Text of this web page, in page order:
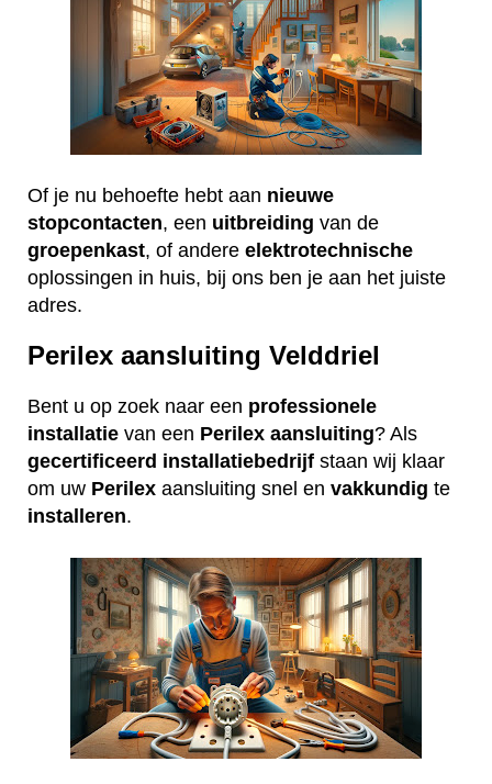
Of je nu behoefte hebt aan nieuwe
stopcontacten, een uitbreiding van de
groepenkast, of andere elektrotechnische
oplossingen in huis, bij ons ben je aan het juiste
adres.
Perilex aansluiting Velddriel
Bent u op zoek naar een professionele
installatie van een Perilex aansluiting? Als
gecertificeerd installatiebedrijf staan wij klaar
om uw Perilex aansluiting snel en vakkundig te
installeren.